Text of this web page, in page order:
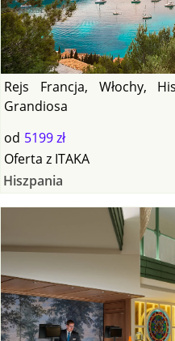
Rejs Francja, Włochy,
Grandiosa
od 5199 zł
Oferta z ITAKA
Hiszpania